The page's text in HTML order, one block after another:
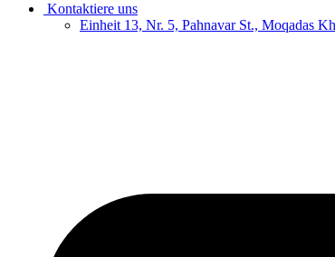
Kontaktiere uns
Einheit 13, Nr. 5, Pahnavar St., Moqadas